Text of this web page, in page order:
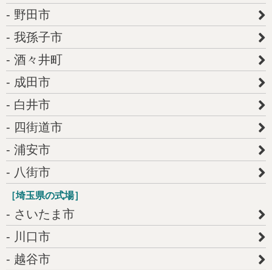
野田市
我孫子市
酒々井町
成田市
白井市
四街道市
浦安市
八街市
［埼玉県の式場］
さいたま市
川口市
越谷市